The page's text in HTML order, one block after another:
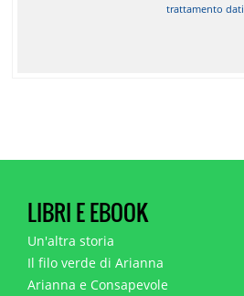
trattamento dati
LIBRI E EBOOK
Un'altra storia
Il filo verde di Arianna
Arianna e Consapevole